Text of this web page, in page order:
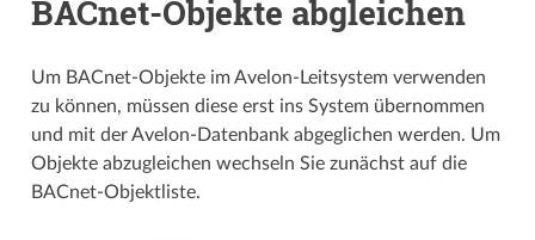
BACnet-Objekte abgleichen
Um BACnet-Objekte im Avelon-Leitsystem verwenden
zu können, müssen diese erst ins System übernommen
und mit der Avelon-Datenbank abgeglichen werden. Um
Objekte abzugleichen wechseln Sie zunächst auf die
BACnet-Objektliste.